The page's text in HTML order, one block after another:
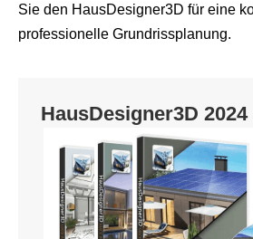
Sie den HausDesigner3D für eine
professionelle Grundrissplanung.
HausDesigner3D 2024